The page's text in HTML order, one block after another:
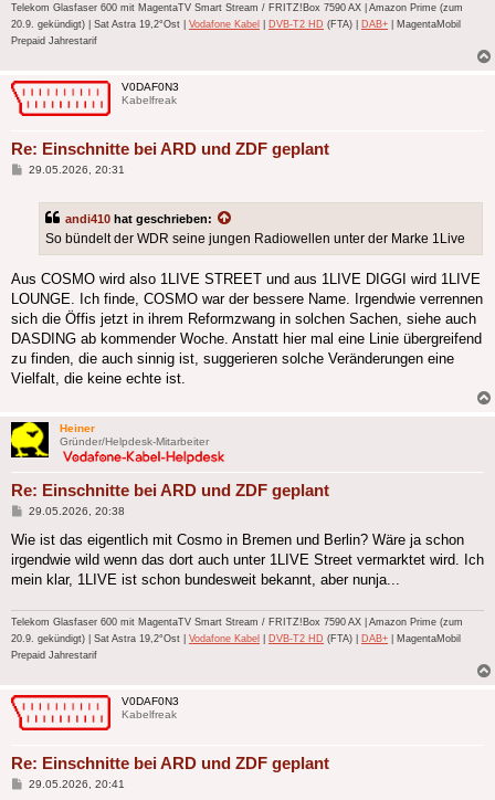
Telekom Glasfaser 600 mit MagentaTV Smart Stream / FRITZ!Box 7590 AX | Amazon Prime (zum
20.9. gekündigt) | Sat Astra 19,2°Ost | Vodafone Kabel DVB-T2 HD (FTA) | DAB+ | MagentaMobil
Prepaid Jahrestarif
V0DAF0N3
Kabelfreak
Re: Einschnitte bei ARD und ZDF geplant
Beitrag
29.05.2026, 20:31
andi410 hat geschrieben:
So bündelt der WDR seine jungen Radiowellen unter der Marke 1Live
Aus COSMO wird also 1LIVE STREET und aus 1LIVE DIGGI wird 1LIVE
LOUNGE. Ich finde, COSMO war der bessere Name. Irgendwie verrennen
sich die Öffis jetzt in ihrem Reformzwang in solchen Sachen, siehe auch
DASDING ab kommender Woche. Anstatt hier mal eine Linie übergreifend
zu finden, die auch sinnig ist, suggerieren solche Veränderungen eine
Vielfalt, die keine echte ist.
Heiner
Gründer/Helpdesk-Mitarbeiter
Re: Einschnitte bei ARD und ZDF geplant
Beitrag
29.05.2026, 20:38
Wie ist das eigentlich mit Cosmo in Bremen und Berlin? Wäre ja schon
irgendwie wild wenn das dort auch unter 1LIVE Street vermarktet wird. Ich
mein klar, 1LIVE ist schon bundesweit bekannt, aber nunja...
Telekom Glasfaser 600 mit MagentaTV Smart Stream / FRITZ!Box 7590 AX | Amazon Prime (zum
20.9. gekündigt) | Sat Astra 19,2°Ost | Vodafone Kabel DVB-T2 HD (FTA) | DAB+ | MagentaMobil
Prepaid Jahrestarif
V0DAF0N3
Kabelfreak
Re: Einschnitte bei ARD und ZDF geplant
Beitrag
29.05.2026, 20:41